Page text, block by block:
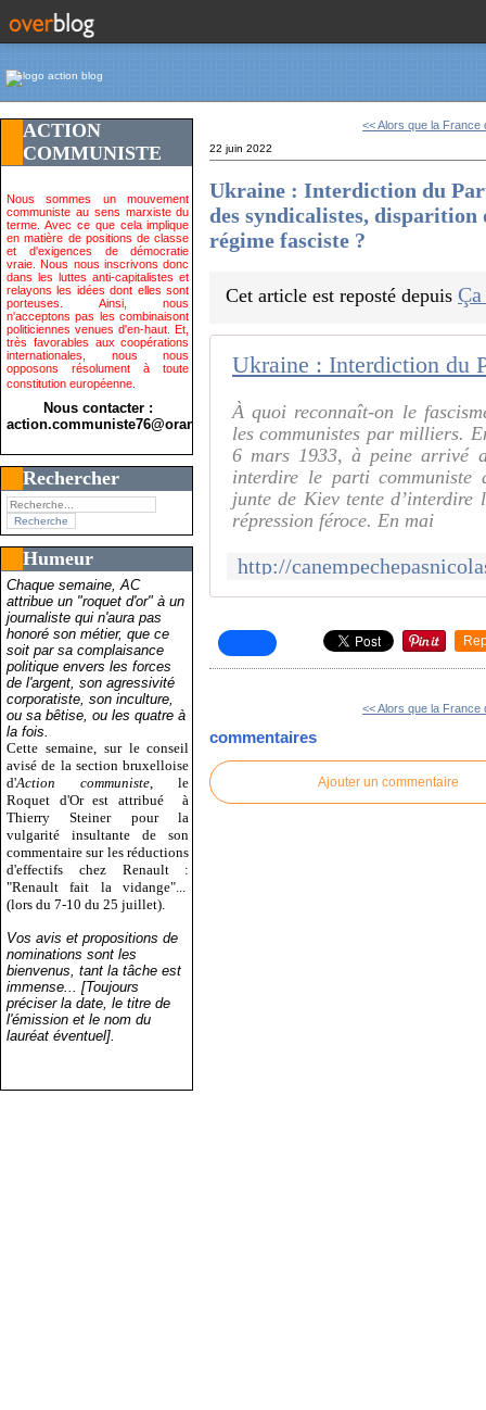
ACTION
COMMUNISTE
Nous sommes un mouvement
communiste au sens marxiste du
terme. Avec ce que cela implique
en matière de positions de classe
et d'exigences de démocratie
vraie. Nous nous inscrivons donc
dans les luttes anti-capitalistes et
relayons les idées dont elles sont
porteuses. Ainsi, nous
n'acceptons pas les combinaisont
politiciennes venues d'en-haut. Et,
très favorables aux coopérations
internationales, nous nous
opposons résolument à toute
constitution européenne.
Nous contacter :
action.communiste76@orange.fr>
Rechercher
Humeur
Chaque semaine, AC
attribue un "roquet d'or" à un
journaliste qui n'aura pas
honoré son métier, que ce
soit par sa complaisance
politique envers les forces
de l'argent, son agressivité
corporatiste, son inculture,
ou sa bêtise, ou les quatre à
la fois.
Cette semaine, sur le conseil
avisé de la section bruxelloise
d'Action communiste , le
Roquet d'Or est attribué
à
Thierry Steiner pour la
vulgarité insultante de son
commentaire sur les réductions
d'effectifs chez Renault :
"Renault fait la vidange"...
(lors du 7-10 du 25 juillet).
Vos avis et propositions de
nominations sont les
bienvenus, tant la tâche est
immense... [Toujours
préciser la date, le titre de
l'émission et le nom du
lauréat éventuel].
<< Alors que la France
22 juin 2022
Ukraine : Interdiction du
des syndicalistes, disparition
régime fasciste ?
Cet article est reposté depuis
À quoi reconnaît-on le
les communistes par milliers.
6 mars 1933, à peine arrivé
interdire le parti
junte de Kiev tente d’interdire
répression féroce. En mai
<< Alors que la France
commentaires
Ajouter un commentaire